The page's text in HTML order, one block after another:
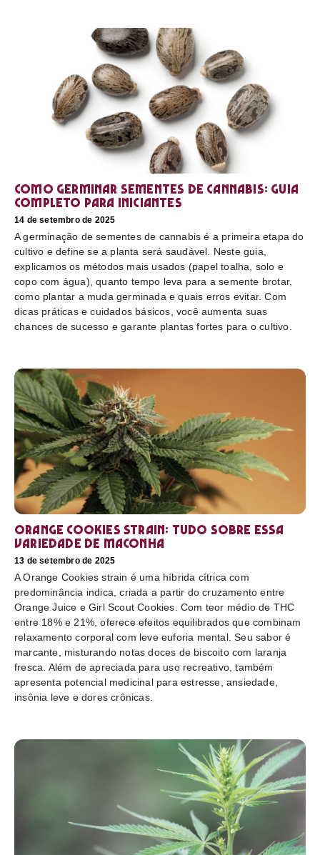
Como germinar sementes de cannabis: guia
completo para iniciantes
14 de setembro de 2025
A germinação de sementes de cannabis é a primeira etapa do
cultivo e define se a planta será saudável. Neste guia,
explicamos os métodos mais usados (papel toalha, solo e
copo com água), quanto tempo leva para a semente brotar,
como plantar a muda germinada e quais erros evitar. Com
dicas práticas e cuidados básicos, você aumenta suas
chances de sucesso e garante plantas fortes para o cultivo.
Orange Cookies strain: tudo sobre essa
variedade de maconha
13 de setembro de 2025
A Orange Cookies strain é uma híbrida cítrica com
predominância indica, criada a partir do cruzamento entre
Orange Juice e Girl Scout Cookies. Com teor médio de THC
entre 18% e 21%, oferece efeitos equilibrados que combinam
relaxamento corporal com leve euforia mental. Seu sabor é
marcante, misturando notas doces de biscoito com laranja
fresca. Além de apreciada para uso recreativo, também
apresenta potencial medicinal para estresse, ansiedade,
insônia leve e dores crônicas.